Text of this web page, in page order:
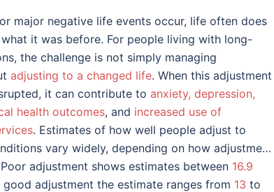
major negative life events occur, life often does
it was before. For people living with long-
the challenge is not simply managing
adjusting to a changed life. When this adjustment
it can contribute to anxiety, depression,
health outcomes, and increased use of
. Estimates of how well people adjust to
vary widely, depending on how adjustment
adjustment shows estimates between 16.9
good adjustment the estimate ranges from 13 to